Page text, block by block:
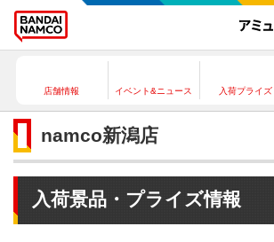
店舗情報 イベント&ニュース 入荷プライズ
namco新潟店
入荷景品・プライズ情報